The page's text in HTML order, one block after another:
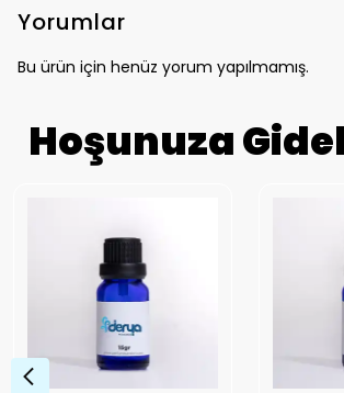
Yorumlar
Bu ürün için henüz yorum yapılmamış.
Hoşunuza